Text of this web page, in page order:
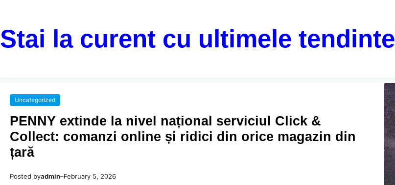
Stai la curent cu ultimele tendinte
Uncategorized
PENNY extinde la nivel național serviciul Click &
Collect: comanzi online și ridici din orice magazin din
țară
Posted byadmin–February 5, 2026